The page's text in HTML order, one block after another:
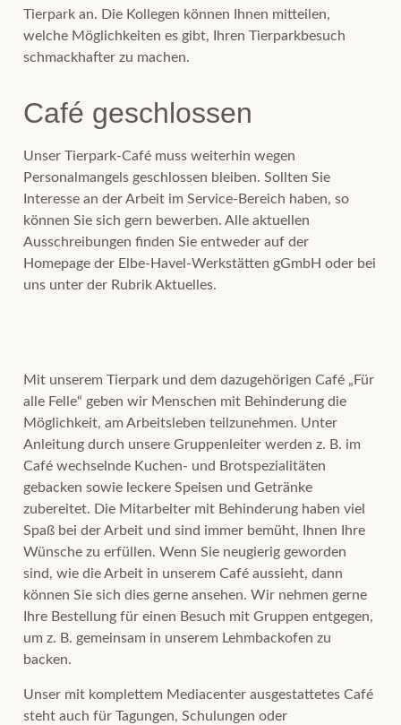
Tierpark an. Die Kollegen können Ihnen mitteilen,
welche Möglichkeiten es gibt, Ihren Tierparkbesuch
schmackhafter zu machen.
Café geschlossen
Unser Tierpark-Café muss weiterhin wegen
Personalmangels geschlossen bleiben. Sollten Sie
Interesse an der Arbeit im Service-Bereich haben, so
können Sie sich gern bewerben. Alle aktuellen
Ausschreibungen finden Sie entweder auf der
Homepage der Elbe-Havel-Werkstätten gGmbH oder bei
uns unter der Rubrik Aktuelles.
Mit unserem Tierpark und dem dazugehörigen Café „Für
alle Felle“ geben wir Menschen mit Behinderung die
Möglichkeit, am Arbeitsleben teilzunehmen. Unter
Anleitung durch unsere Gruppenleiter werden z. B. im
Café wechselnde Kuchen- und Brotspezialitäten
gebacken sowie leckere Speisen und Getränke
zubereitet. Die Mitarbeiter mit Behinderung haben viel
Spaß bei der Arbeit und sind immer bemüht, Ihnen Ihre
Wünsche zu erfüllen. Wenn Sie neugierig geworden
sind, wie die Arbeit in unserem Café aussieht, dann
können Sie sich dies gerne ansehen. Wir nehmen gerne
Ihre Bestellung für einen Besuch mit Gruppen entgegen,
um z. B. gemeinsam in unserem Lehmbackofen zu
backen.
Unser mit komplettem Mediacenter ausgestattetes Café
steht auch für Tagungen, Schulungen oder